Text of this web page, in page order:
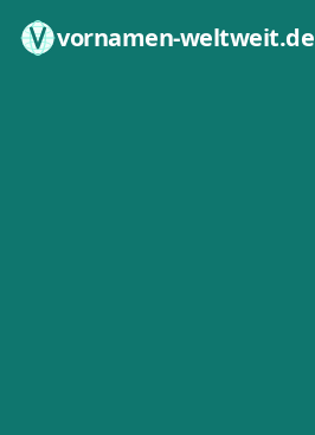
vornamen-weltweit.de